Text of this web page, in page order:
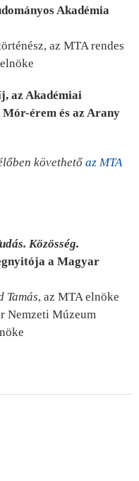
Akadémia
az MTA rendes
az Akadémiai
érem és az Arany
követhető az MTA
Közösség.
a Magyar
Tamás, az MTA elnöke
Nemzeti Múzeum